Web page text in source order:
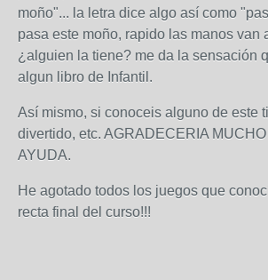
moño"... la letra dice algo así como
pasa este moño, rapido las manos van
¿alguien la tiene? me da la sensación
algun libro de Infantil.
Así mismo, si conoceis alguno de este
divertido, etc. AGRADECERIA
AYUDA.
He agotado todos los juegos que
recta final del curso!!!